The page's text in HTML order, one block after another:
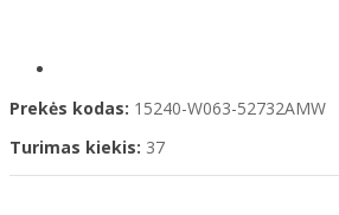
Prekės kodas: 15240-W063-52732AMW
Turimas kiekis: 37